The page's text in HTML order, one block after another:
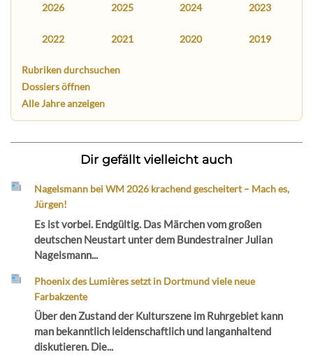
2026 2025 2024 2023
2022 2021 2020 2019
Rubriken durchsuchen
Dossiers öffnen
Alle Jahre anzeigen
Dir gefällt vielleicht auch
Nagelsmann bei WM 2026 krachend gescheitert – Mach es,
Jürgen!
Es ist vorbei. Endgültig. Das Märchen vom großen
deutschen Neustart unter dem Bundestrainer Julian
Nagelsmann...
Phoenix des Lumières setzt in Dortmund viele neue
Farbakzente
Über den Zustand der Kulturszene im Ruhrgebiet kann
man bekanntlich leidenschaftlich und langanhaltend
diskutieren. Die...